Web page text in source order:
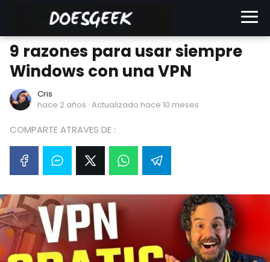
9 razones para usar siempre
Windows con una VPN
Cris
hace 2 años · Actualizado hace 10 meses
COMPARTE ATRAVES DE :